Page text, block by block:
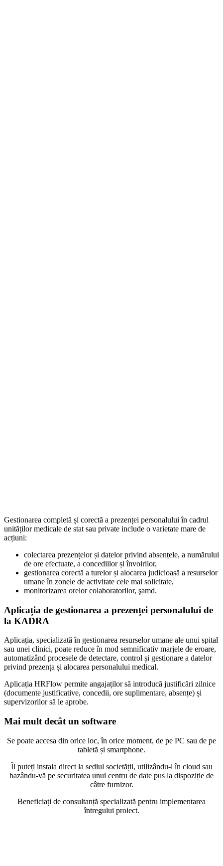
Gestionarea completă și corectă a prezenței personalului în cadrul
unităților medicale de stat sau private include o varietate mare de
acțiuni:
colectarea prezențelor și datelor privind absențele, a numărului
de ore efectuate, a concediilor și învoirilor,
gestionarea corectă a turelor și alocarea judicioasă a resurselor
umane în zonele de activitate cele mai solicitate,
monitorizarea orelor colaboratorilor, şamd.
Aplicația de gestionarea a prezenței personalului de
la KADRA
Aplicația, specializată în gestionarea resurselor umane ale unui spital
sau unei clinici, poate reduce în mod semnificativ marjele de eroare,
automatizând procesele de detectare, control și gestionare a datelor
privind prezența și alocarea personalului medical.
Aplicația HRFlow permite angajaților să introducă justificări zilnice
(documente justificative, concedii, ore suplimentare, absențe) și
supervizorilor să le aprobe.
Mai mult decât un software
Se poate accesa din orice loc, în orice moment, de pe PC sau de pe
tabletă și smartphone.
Îl puteți instala direct la sediul societății, utilizându-l în cloud sau
bazându-vă pe securitatea unui centru de date pus la dispoziție de
câtre furnizor.
Beneficiați de consultanță specializată pentru implementarea
întregului proiect.